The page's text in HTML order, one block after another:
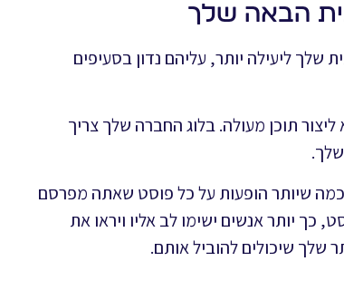
שלך ליעילה יותר, עליהם נדון בסעיפים
תוכן מעולה. בלוג החברה שלך צריך
כמה שיותר הופעות על כל פוסט שאתה מפרסם
כך יותר אנשים ישימו לב אליו ויראו את
שלך שיכולים להוביל אותם.